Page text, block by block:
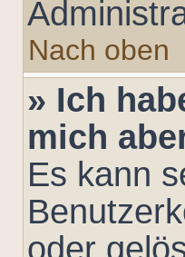
Nach oben
» Ich
mich
Es kann
oder